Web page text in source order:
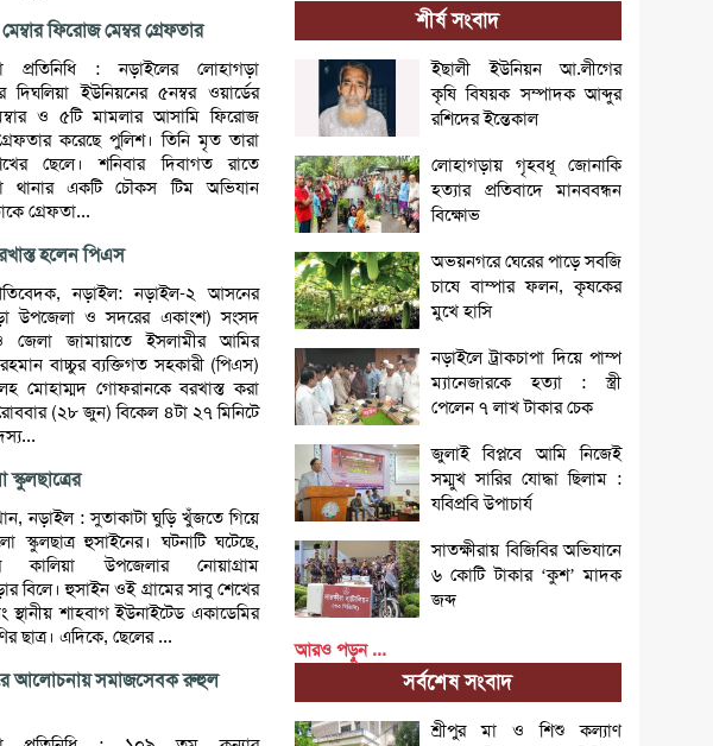
ফিরোজ মেম্বর গ্রেফতার
প্রতিনিধি : নড়াইলের লোহাগড়া
দিঘলিয়া ইউনিয়নের ৫নম্বর ওয়ার্ডের
ও ৫টি মামলার আসামি ফিরোজ
করেছে পুলিশ। তিনি মৃত তারা
ছেলে। শনিবার দিবাগত রাতে
থানার একটি চৌকস টিম অভিযান
গ্রেফতা...
হলেন পিএস
নড়াইল: নড়াইল-২ আসনের
উপজেলা ও সদরের একাংশ) সংসদ
জামায়াতে ইসলামীর আমির
বাচ্চুর ব্যক্তিগত সহকারী (পিএস)
মোহাম্মদ গোফরানকে বরখাস্ত করা
(২৮ জুন) বিকেল ৪টা ২৭ মিনিটে
নড়াইল : সুতাকাটা ঘুড়ি খুঁজতে গিয়ে
স্কুলছাত্র হুসাইনের। ঘটনাটি ঘটেছে,
কালিয়া উপজেলার নোয়াগ্রাম
বিলে। হুসাইন ওই গ্রামের সাবু শেখের
স্থানীয় শাহবাগ ইউনাইটেড একাডেমির
ছাত্র। এদিকে, ছেলের ...
আলোচনায় সমাজসেবক রুহুল
শীর্ষ সংবাদ
ইছালী ইউনিয়ন আ.লীগের
কৃষি বিষয়ক সম্পাদক আব্দুর
রশিদের ইন্তেকাল
লোহাগড়ায় গৃহবধূ জোনাকি
হত্যার প্রতিবাদে মানববন্ধন
বিক্ষোভ
অভয়নগরে ঘেরের পাড়ে সবজি
চাষে বাম্পার ফলন, কৃষকের
মুখে হাসি
নড়াইলে ট্রাকচাপা দিয়ে পাম্প
ম্যানেজারকে হত্যা : স্ত্রী
পেলেন ৭ লাখ টাকার চেক
জুলাই বিপ্লবে আমি নিজেই
সম্মুখ সারির যোদ্ধা ছিলাম :
যবিপ্রবি উপাচার্য
সাতক্ষীরায় বিজিবির অভিযানে
৬ কোটি টাকার ‘কুশ’ মাদক
জব্দ
আরও পড়ুন ...
সর্বশেষ সংবাদ
শ্রীপুর মা ও শিশু কল্যাণ